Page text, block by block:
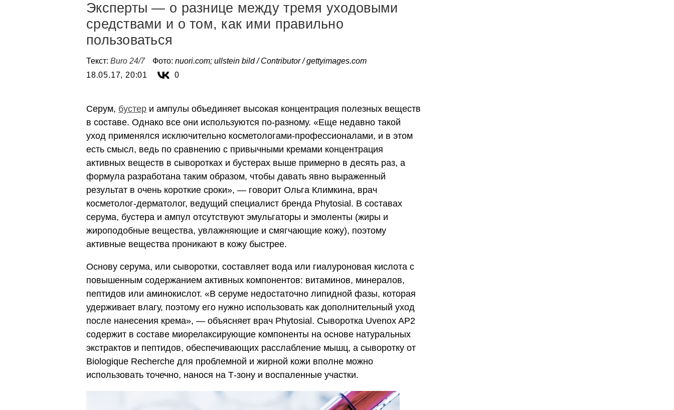
Эксперты — о разнице между тремя уходовыми
средствами и о том, как ими правильно
пользоваться
Текст: Buro 24/7 Фото: nuori.com; ullstein bild / Contributor / gettyimages.com
18.05.17, 20:01
0
Серум, бустер и ампулы объединяет высокая концентрация полезных веществ
в составе. Однако все они используются по-разному. «Еще недавно такой
уход применялся исключительно косметологами-профессионалами, и в этом
есть смысл, ведь по сравнению с привычными кремами концентрация
активных веществ в сыворотках и бустерах выше примерно в десять раз, а
формула разработана таким образом, чтобы давать явно выраженный
результат в очень короткие сроки», — говорит Ольга Климкина, врач
косметолог-дерматолог, ведущий специалист бренда Phytosial. В составах
серума, бустера и ампул отсутствуют эмульгаторы и эмоленты (жиры и
жироподобные вещества, увлажняющие и смягчающие кожу), поэтому
активные вещества проникают в кожу быстрее.
Основу серума, или сыворотки, составляет вода или гиалуроновая кислота с
повышенным содержанием активных компонентов: витаминов, минералов,
пептидов или аминокислот. «В серуме недостаточно липидной фазы, которая
удерживает влагу, поэтому его нужно использовать как дополнительный уход
после нанесения крема», — объясняет врач Phytosial. Сыворотка Uvenox AP2
содержит в составе миорелаксирующие компоненты на основе натуральных
экстрактов и пептидов, обеспечивающих расслабление мышц, а сыворотку от
Biologique Recherche для проблемной и жирной кожи вполне можно
использовать точечно, нанося на Т-зону и воспаленные участки.